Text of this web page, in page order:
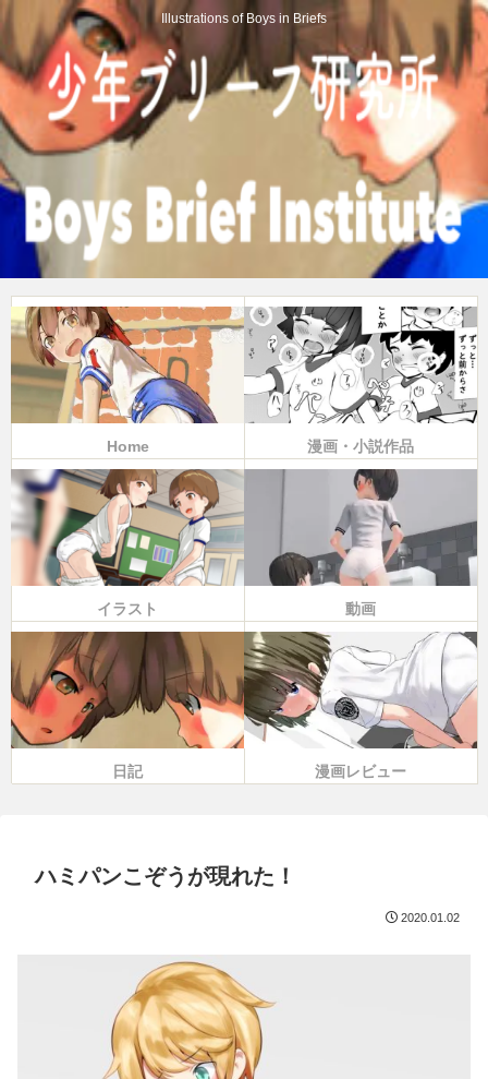
Illustrations of Boys in Briefs
Home 漫画・小説作品
イラスト 動画
日記 漫画レビュー
ハミパンこぞうが現れた！
2020.01.02